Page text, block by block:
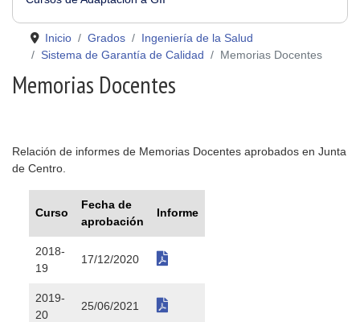
Inicio Grados
Ingeniería de la Salud
Sistema de Garantía de Calidad
Memorias Docentes
Memorias Docentes
Relación de informes de Memorias Docentes aprobados en Junta
de Centro.
Curso
Fecha de
aprobación
Informe
2018-
19
17/12/2020
2019-
20
25/06/2021